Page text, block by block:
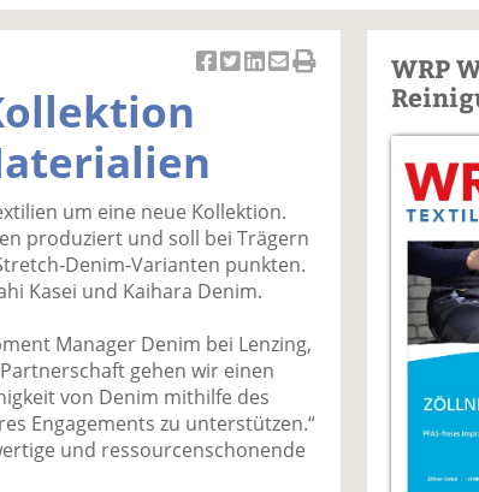
el
uf
F
ac
e
o
o
k
te
il
wi
tt
er
n
uf
Li
n
k
di
n
te
il
e
er
E
m
v
er
n
d
ck
e
um eine neue Kollektion.
produziert und soll bei Trägern
Denim-Varianten punkten.
Kasei und Kaihara Denim.
Manager Denim bei Lenzing,
gehen wir einen
von Denim mithilfe des
Engagements zu unterstützen.“
und ressourcenschonende
WRP